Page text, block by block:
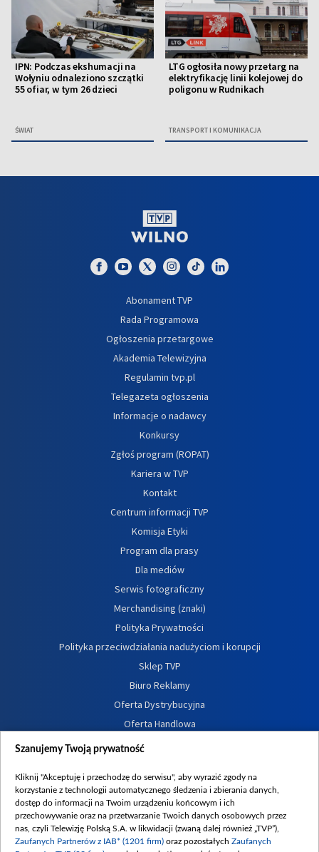
IPN: Podczas ekshumacji na
Wołyniu odnaleziono szczątki
55 ofiar, w tym 26 dzieci
ŚWIAT
LTG ogłosiła nowy przetarg na
elektryfikację linii kolejowej do
poligonu w Rudnikach
TRANSPORT I KOMUNIKACJA
Abonament TVP
Rada Programowa
Ogłoszenia przetargowe
Akademia Telewizyjna
Regulamin tvp.pl
Telegazeta ogłoszenia
Informacje o nadawcy
Konkursy
Zgłoś program (ROPAT)
Kariera w TVP
Kontakt
Centrum informacji TVP
Komisja Etyki
Program dla prasy
Dla mediów
Serwis fotograficzny
Merchandising (znaki)
Polityka Prywatności
Polityka przeciwdziałania nadużyciom i korupcji
Sklep TVP
Biuro Reklamy
Oferta Dystrybucyjna
Oferta Handlowa
Dostępność
Procedura zgłoszeń wewnętrznych
Szanujemy Twoją prywatność
Kliknij "Akceptuję i przechodzę do serwisu", aby wyrazić zgody na
korzystanie z technologii automatycznego śledzenia i zbierania danych,
dostęp do informacji na Twoim urządzeniu końcowym i ich
przechowywanie oraz na przetwarzanie Twoich danych osobowych przez
nas, czyli Telewizję Polską S.A. w likwidacji (zwaną dalej również „TVP”),
Zaufanych Partnerów z IAB* (1201 firm) oraz pozostałych Zaufanych